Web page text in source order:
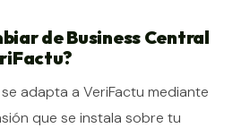
de Business Central
adapta a VeriFactu mediante
que se instala sobre tu